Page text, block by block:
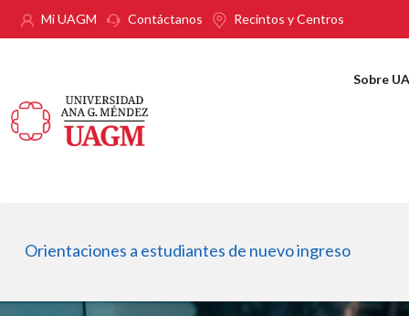
Pasar al contenido principal
Mi UAGM Contáctanos Recintos y Centros
Sobre
Orientaciones a estudiantes de nuevo ingreso